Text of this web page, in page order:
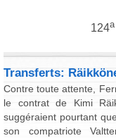
124a
Transferts:
Contre toute attente,
le contrat de Kimi
suggéraient pourtant
son compatriote